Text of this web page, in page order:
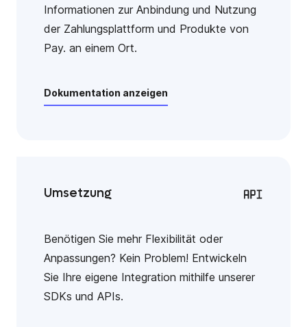
Informationen zur Anbindung und Nutzung
der Zahlungsplattform und Produkte von
Pay. an einem Ort.
Dokumentation anzeigen
Umsetzung
Benötigen Sie mehr Flexibilität oder
Anpassungen? Kein Problem! Entwickeln
Sie Ihre eigene Integration mithilfe unserer
SDKs und APIs.